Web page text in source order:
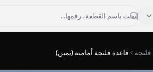
فلنجة قاعدة فلنجة أمامية (يمين)